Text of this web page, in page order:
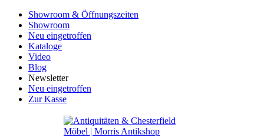
Showroom & Öffnungszeiten
Showroom
Neu eingetroffen
Kataloge
Video
Blog
Newsletter
Neu eingetroffen
Zur Kasse